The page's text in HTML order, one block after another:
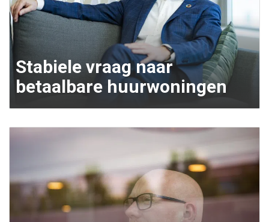
Stabiele vraag naar
betaalbare huurwoningen